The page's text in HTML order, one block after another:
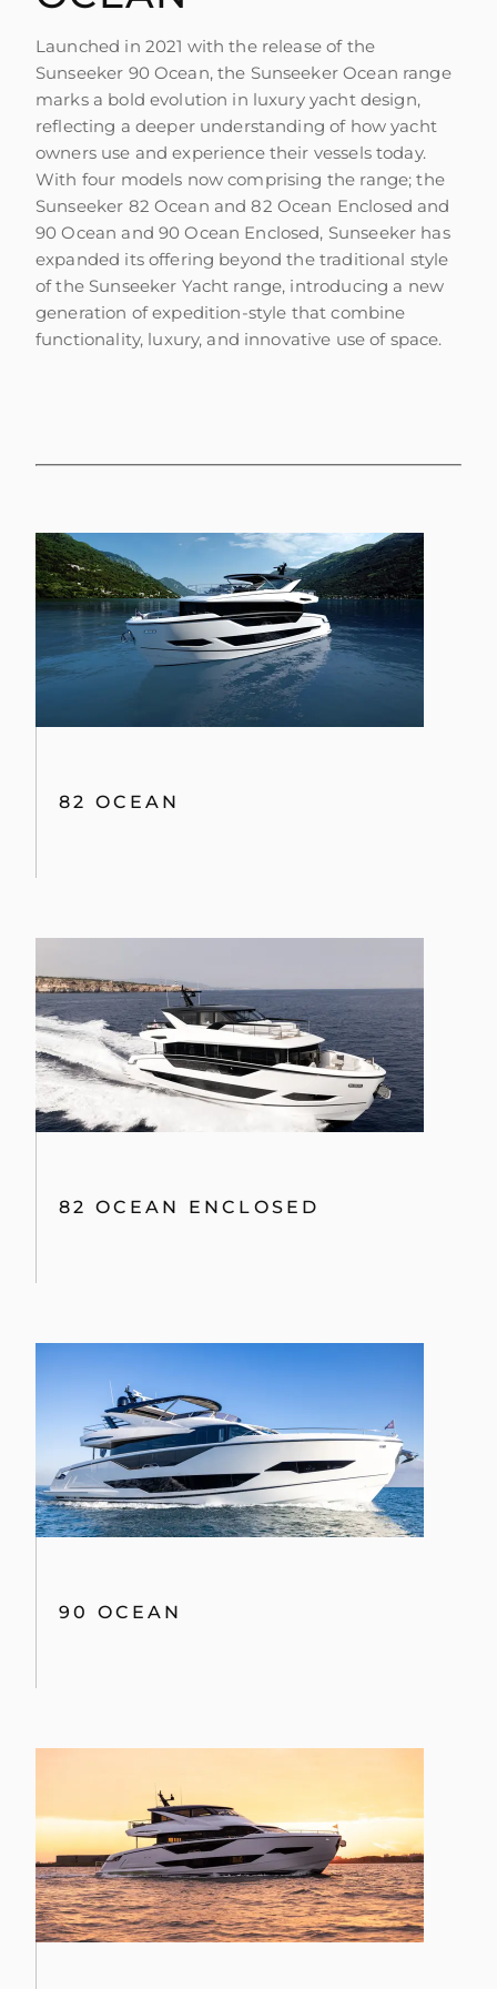
Launched in 2021 with the release of the
Sunseeker 90 Ocean, the Sunseeker Ocean range
marks a bold evolution in luxury yacht design,
reflecting a deeper understanding of how yacht
owners use and experience their vessels today.
With four models now comprising the range; the
Sunseeker 82 Ocean and 82 Ocean Enclosed and
90 Ocean and 90 Ocean Enclosed, Sunseeker has
expanded its offering beyond the traditional style
of the Sunseeker Yacht range, introducing a new
generation of expedition-style that combine
functionality, luxury, and innovative use of space.
82 OCEAN
82 OCEAN ENCLOSED
90 OCEAN